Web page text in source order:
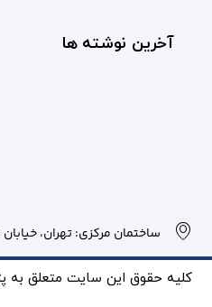
آخرین نوشته ها
ساختمان مرکزی: تهران،
کلیه حقوق این سایت متعلق به